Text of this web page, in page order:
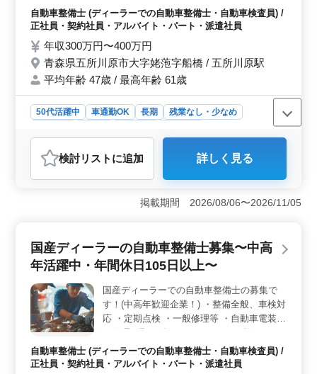
歓迎致します！ ＊シニア層歓迎（50代の技
術者活躍中） ＊検査員資格ある方優遇☆
自動車整備士 (ディーラーでの自動車整備士・自動車検査員) /
正社員・契約社員・アルバイト・パート・派遣社員
年収300万円〜400万円
青森県五所川原市大字姥萢字船橋 / 五所川原駅
平均年齢 47歳 / 最高年齢 61歳
50代活躍中 車通勤OK 長期
残業なし・少なめ
自動車整備士
おすすめポイント
＜地域への誇りと共感＞ 五所川原市に拠点を構え、地
域社会への誇りを感じながら働くことができます。地元
での技術者としての存在感を高め、共感を得られる環境
以上で、シフト制による柔軟な休暇があります。残業が
少なく、ワークライフバランスが整った環境です。経験
向けの挑戦と報酬＞ 自動車整備経験10年以上のベテラ
ンも歓迎です。検査員資格がある方は優遇され、スキル
の向上とやりがいある仕事が期待できます。給与面でも
年収300万〜400万円と報酬が魅力的です。
検討リスト に追加 詳しく見る
掲載期間 2026/08/06〜2026/11/05
国産ディーラーの自動車整備士募集〜中高
年活躍中・年間休日105日以上〜
国産ディーラーでの自動車整備士の募集で
す！(中高年歓迎企業！) ・整備全般、車検対
応 ・定期点検 ・一般修理等 ・自動車電装品
歓迎致します！ ＊シニア層歓迎（50代の技
術者活躍中） ＊検査員資格ある方優遇☆
自動車整備士 (ディーラーでの自動車整備士・自動車検査員) /
正社員・契約社員・アルバイト・パート・派遣社員